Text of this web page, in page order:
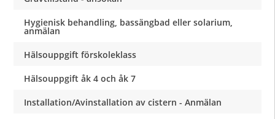
Hygienisk behandling, bassängbad eller solarium,
anmälan
Hälsouppgift förskoleklass
Hälsouppgift åk 4 och åk 7
Installation/Avinstallation av cistern - Anmälan